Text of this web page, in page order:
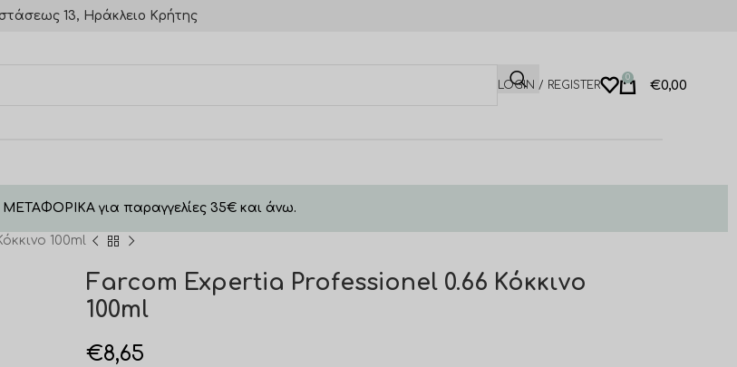
13, Ηράκλειο Κρήτης
LOGIN / REGISTER
0
€0,00
για παραγγελίες 35€ και άνω.
100ml
Farcom Expertia Professionel 0.66 Κόκκινο
100ml
€8,65